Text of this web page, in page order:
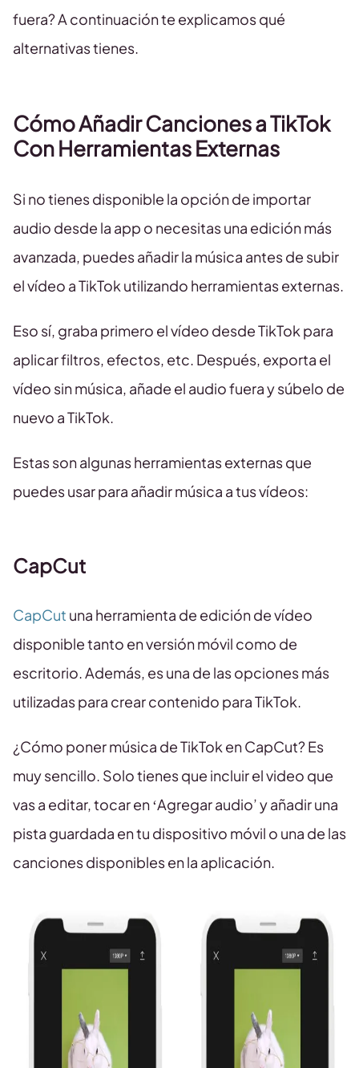
fuera? A continuación te explicamos qué
alternativas tienes.
Cómo Añadir Canciones a TikTok
Con Herramientas Externas
Si no tienes disponible la opción de importar
audio desde la app o necesitas una edición más
avanzada, puedes añadir la música antes de subir
el vídeo a TikTok utilizando herramientas externas.
Eso sí, graba primero el vídeo desde TikTok para
aplicar filtros, efectos, etc. Después, exporta el
vídeo sin música, añade el audio fuera y súbelo de
nuevo a TikTok.
Estas son algunas herramientas externas que
puedes usar para añadir música a tus vídeos:
CapCut
CapCut una herramienta de edición de vídeo
disponible tanto en versión móvil como de
escritorio. Además, es una de las opciones más
utilizadas para crear contenido para TikTok.
¿Cómo poner música de TikTok en CapCut? Es
muy sencillo. Solo tienes que incluir el video que
vas a editar, tocar en ‘Agregar audio’ y añadir una
pista guardada en tu dispositivo móvil o una de las
canciones disponibles en la aplicación.